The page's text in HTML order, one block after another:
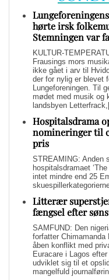
hørte irsk
Stemningen var
KULTUR-
Frausings mors
ikke gået i arv til
der for nylig er blevet
Lungeforeningen. Til
mødet med musik og
landsbyen
Hospitalsdrama
nomineringer til
pris
STREAMING: Anden
hospitalsdramaet
intet mindre end 25
Litterær
fængsel efter
SAMFUND: Den
forfatter Chimamanda
åben konflikt med
Euracare i Lagos
udviklet sig til et
mangelfuld